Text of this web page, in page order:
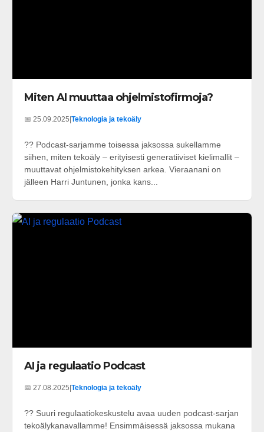
Miten AI muuttaa ohjelmistofirmoja?
📅 25.09.2025|Teknologia ja tekoäly
?? Podcast-sarjamme toisessa jaksossa sukellamme
siihen, miten tekoäly – erityisesti generatiiviset kielimallit –
muuttavat ohjelmistokehityksen arkea. Vieraanani on
jälleen Harri Juntunen, jonka kans...
AI ja regulaatio Podcast
📅 27.08.2025 Teknologia ja tekoäly
?? Suuri regulaatiokeskustelu avaa uuden podcast-sarjan
tekoälykanavallamme! Ensimmäisessä jaksossa mukana